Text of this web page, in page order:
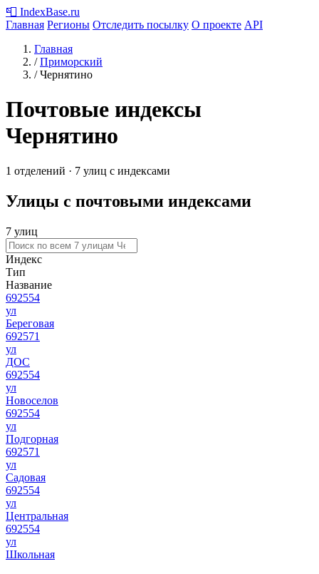
📮 IndexBase.ru
Главная Регионы Отследить посылку О проекте API
Главная
/ Приморский
/ Чернятино
Почтовые индексы
Чернятино
1 отделений · 7 улиц с индексами
Улицы с почтовыми индексами
7 улиц
Индекс
Тип
Название
692554
ул
Береговая
692571
ул
ДОС
692554
ул
Новоселов
692554
ул
Подгорная
692571
ул
Садовая
692554
ул
Центральная
692554
ул
Школьная